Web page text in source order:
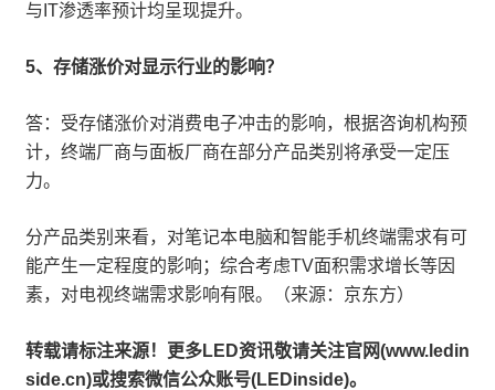
与IT渗透率预计均呈现提升。
5、存储涨价对显示行业的影响？
答：受存储涨价对消费电子冲击的影响，根据咨询机构预
计，终端厂商与面板厂商在部分产品类别将承受一定压
力。
分产品类别来看，对笔记本电脑和智能手机终端需求有可
能产生一定程度的影响；综合考虑TV面积需求增长等因
素，对电视终端需求影响有限。（来源：京东方）
转载请标注来源！更多LED资讯敬请关注官网(www.ledin
side.cn)或搜索微信公众账号(LEDinside)。